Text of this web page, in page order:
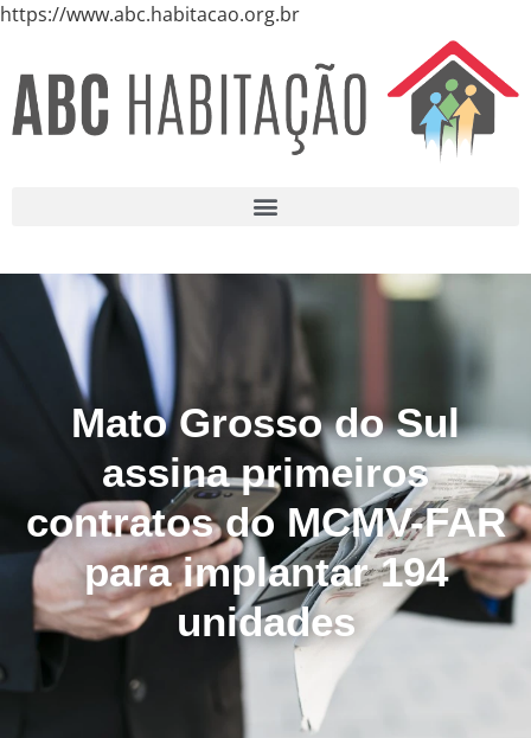
https://www.abc.habitacao.org.br
Mato Grosso do Sul
assina primeiros
contratos do MCMV-FAR
para implantar 194
unidades